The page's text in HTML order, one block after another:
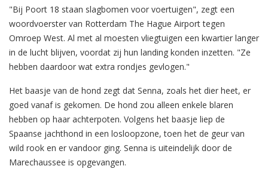
"Bij Poort 18 staan slagbomen voor voertuigen", zegt een
woordvoerster van Rotterdam The Hague Airport tegen
Omroep West. Al met al moesten vliegtuigen een kwartier langer
in de lucht blijven, voordat zij hun landing konden inzetten. "Ze
hebben daardoor wat extra rondjes gevlogen."
Het baasje van de hond zegt dat Senna, zoals het dier heet, er
goed vanaf is gekomen. De hond zou alleen enkele blaren
hebben op haar achterpoten. Volgens het baasje liep de
Spaanse jachthond in een losloopzone, toen het de geur van
wild rook en er vandoor ging. Senna is uiteindelijk door de
Marechaussee is opgevangen.